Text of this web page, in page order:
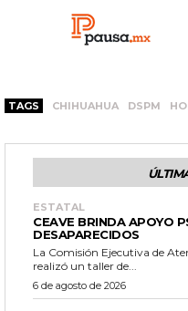
TAGS CHIHUAHUA DSPM
ESTATAL
CEAVE BRINDA APOYO
DESAPARECIDOS
La Comisión Ejecutiva de
realizó un taller de...
6 de agosto de 2026